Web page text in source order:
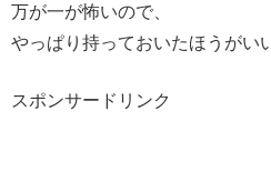
万が一が怖いので、
やっぱり持っておいたほうがい
スポンサードリンク